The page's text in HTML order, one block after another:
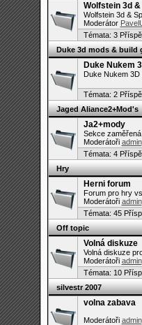
Wolfstein 3d
Wolfstein 3d &
Moderátor
Témata: 3
Duke 3d mods & build
Duke Nukem
Duke Nukem 3D
Témata: 2
Jaged Aliance2+Mod's
Ja2+mody
Sekce
Moderátoři admin,
Témata: 4
Hry
Herni forum
Forum pro hry
Moderátoři admin,
Témata: 45
Off topic
Volná diskuze
Volná diskuze
Moderátoři admin,
Témata: 10
silvestr 2007
volna zabava
Moderátoři admin,